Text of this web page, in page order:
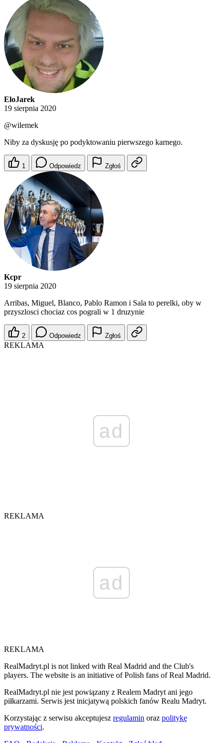
EloJarek
19 sierpnia 2020
@wilemek
Niby za dyskusję po podyktowaniu pierwszego karnego.
1 Odpowiedz Zgłoś
Kcpr
19 sierpnia 2020
Arribas, Miguel, Blanco, Pablo Ramon i Sala to perelki, oby w
przyszlosci chociaz cos pograli w 1 druzynie
2 Odpowiedz Zgłoś
REKLAMA
ad
REKLAMA
ad
REKLAMA
RealMadryt.pl is not linked with Real Madrid and the Club's
players. The website is an initiative of Polish fans of Real Madrid.
RealMadryt.pl nie jest powiązany z Realem Madryt ani jego
piłkarzami. Serwis jest inicjatywą polskich fanów Realu Madryt.
Korzystając z serwisu akceptujesz regulamin oraz politykę
prywatności.